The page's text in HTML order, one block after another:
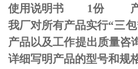
使用说明书 1份 产
我厂对所有产品实行“三
产品以及工作提出质量咨
详细写明产品的型号和规格